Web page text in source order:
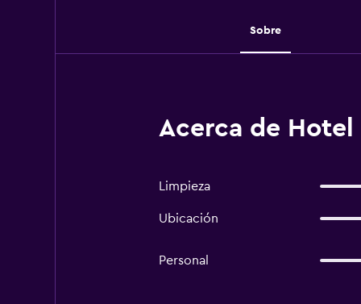
Sobre
Acerca de Hotel
Limpieza
Ubicación
Personal